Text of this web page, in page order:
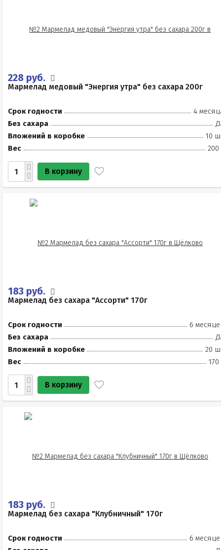
228 руб.
Мармелад медовый "Энергия утра" без сахара 200г
Срок годности
4
Без сахара
Вложений в коробке
10
Вес
200
В корзину
183 руб.
Мармелад без сахара "Ассорти" 170г
Срок годности
6
Без сахара
Вложений в коробке
20
Вес
170
В корзину
183 руб.
Мармелад без сахара "Клубничный" 170г
Срок годности
6